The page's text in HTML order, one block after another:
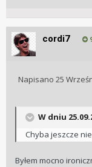
cordi7
Napisano 25
W dniu
Chyba jeszcze
Byłem mocno